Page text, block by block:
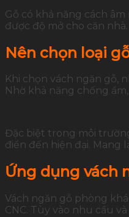
Gỗ có khả năng cách
được độ mở cho căn nhà.
Nên chọn loại
Khi chọn vách ngăn gỗ,
Nhờ khả năng chống
Đặc biệt trong môi
điển đến hiện đại. Mang
Ứng dụng vách
Vách ngăn gỗ phòng
CNC. Tùy vào nhu cầu